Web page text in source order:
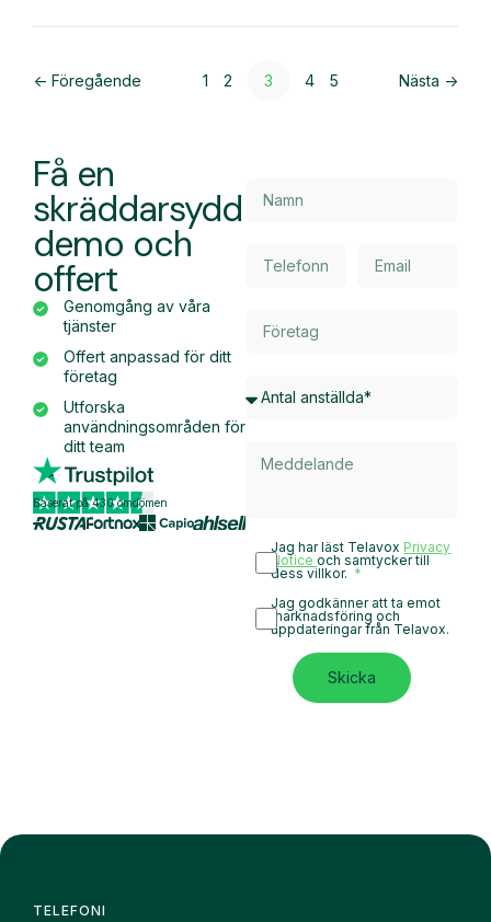
<- Föregående 1 2 3 4 5 Nästa ->
Få en
skräddarsydd
demo och
offert
Genomgång av våra
tjänster
Offert anpassad för ditt
företag
Utforska
användningsområden för
ditt team
Baserat på 430 omdömen
Jag har läst Telavox Privacy
Noticeoch samtycker till
dess villkor.
Jag godkänner att ta emot
marknadsföring och
uppdateringar från Telavox.
Skicka
TELEFONI